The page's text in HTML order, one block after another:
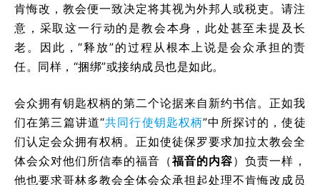
肯悔改，教会便一致决定将其视为外邦人或税吏。请注
意，采取这一行动的是教会本身，此处甚至未提及长
老。因此，“释放”的过程从根本上说是会众承担的责
任。同样，“捆绑”或接纳成员也是如此。
会众拥有钥匙权柄的第二个论据来自新约书信。正如我
们在第三篇讲道“共同行使钥匙权柄”中所探讨的，使徒
们认定会众拥有权柄。正如使徒保罗要求加拉太教会全
体会众对他们所信奉的福音（福音的内容）负责一样，
他也要求哥林多教会全体会众承担起处理不肯悔改成员